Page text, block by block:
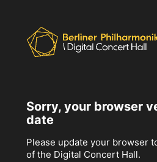
Sorry, your browser
date
Please update your browser
of the Digital Concert Hall.